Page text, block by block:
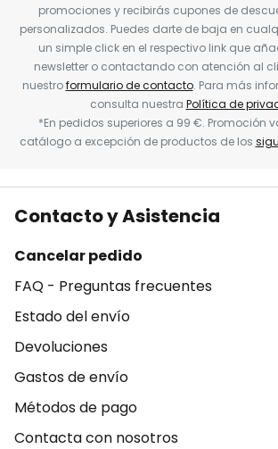
promociones y recibirás cupones de
personalizados. Puedes darte de baja en
un simple click en el respectivo link que
newsletter o contactando con atención al
nuestroformulario de contacto. Para más
consulta nuestra Política de
*En pedidos superiores a 99 €. Promoción
catálogo a excepción de productos de los
Contacto y Asistencia
Cancelar pedido
FAQ - Preguntas frecuentes
Estado del envío
Devoluciones
Gastos de envío
Métodos de pago
Contacta con nosotros